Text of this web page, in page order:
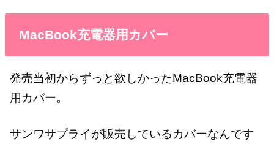
MacBook充電器用カバー
発売当初からずっと欲しかったMacBook充電器
用カバー。
サンワサプライが販売しているカバーなんです